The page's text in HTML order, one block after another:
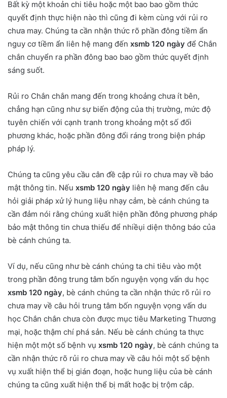
Bất kỳ một khoản chi tiêu hoặc một bao bao gồm thức
quyết định thực hiện nào thì cũng đi kèm cùng với rủi ro
chưa may. Chúng ta cần nhận thức rõ phần đông tiềm ẩn
nguy cơ tiềm ẩn liên hệ mang đến xsmb 120 ngày để Chắn
chắn chuyển ra phần đông bao bao gồm thức quyết định
sáng suốt.
Rủi ro Chắn chắn mang đến trong khoảng chưa ít bên,
chẳng hạn cũng như sự biến động của thị trường, mức độ
tuyên chiến với cạnh tranh trong khoảng một số đối
phương khác, hoặc phần đông đổi ráng trong biện pháp
pháp lý.
Chúng ta cũng yêu cầu cân đề cập rủi ro chưa may về bảo
mật thông tin. Nếu xsmb 120 ngày liên hệ mang đến câu
hỏi giải pháp xử lý hung liệu nhạy cảm, bè cánh chúng ta
cần đảm nói rằng chúng xuất hiện phần đông phương pháp
bảo mật thông tin chưa thiếu để nhiềụi diện thông báo của
bè cánh chúng ta.
Ví dụ, nếu cũng như bè cánh chúng ta chi tiêu vào một
trong phần đông trung tâm bốn nguyện vọng vấn du học
xsmb 120 ngày, bè cánh chúng ta cần nhận thức rõ rủi ro
chưa may về câu hỏi trung tâm bốn nguyện vọng vấn du
học Chắn chắn chưa còn được mục tiêu Marketing Thương
mại, hoặc thậm chí phá sản. Nếu bè cánh chúng ta thực
hiện một một số bệnh vụ xsmb 120 ngày, bè cánh chúng ta
cần nhận thức rõ rủi ro chưa may về câu hỏi một số bệnh
vụ xuất hiện thể bị gián đoạn, hoặc hung liệu của bè cánh
chúng ta cũng xuất hiện thể bị mất hoặc bị trộm cắp.